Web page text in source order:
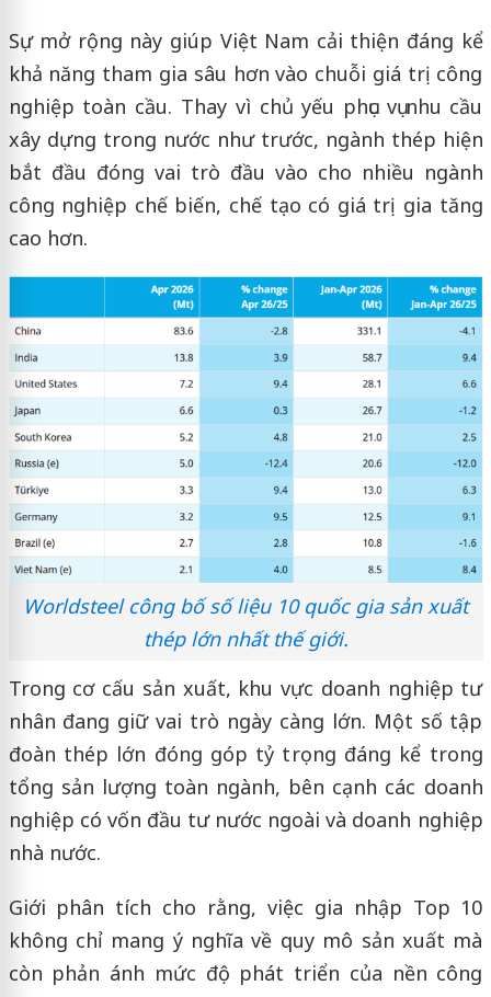
Sự mở rộng này giúp Việt Nam cải thiện đáng kể
khả năng tham gia sâu hơn vào chuỗi giá trị công
nghiệp toàn cầu. Thay vì chủ yếu phục vụ nhu cầu
xây dựng trong nước như trước, ngành thép hiện
bắt đầu đóng vai trò đầu vào cho nhiều ngành
công nghiệp chế biến, chế tạo có giá trị gia tăng
cao hơn.
Worldsteel công bố số liệu 10 quốc gia sản xuất
thép lớn nhất thế giới.
Trong cơ cấu sản xuất, khu vực doanh nghiệp tư
nhân đang giữ vai trò ngày càng lớn. Một số tập
đoàn thép lớn đóng góp tỷ trọng đáng kể trong
tổng sản lượng toàn ngành, bên cạnh các doanh
nghiệp có vốn đầu tư nước ngoài và doanh nghiệp
nhà nước.
Giới phân tích cho rằng, việc gia nhập Top 10
không chỉ mang ý nghĩa về quy mô sản xuất mà
còn phản ánh mức độ phát triển của nền công